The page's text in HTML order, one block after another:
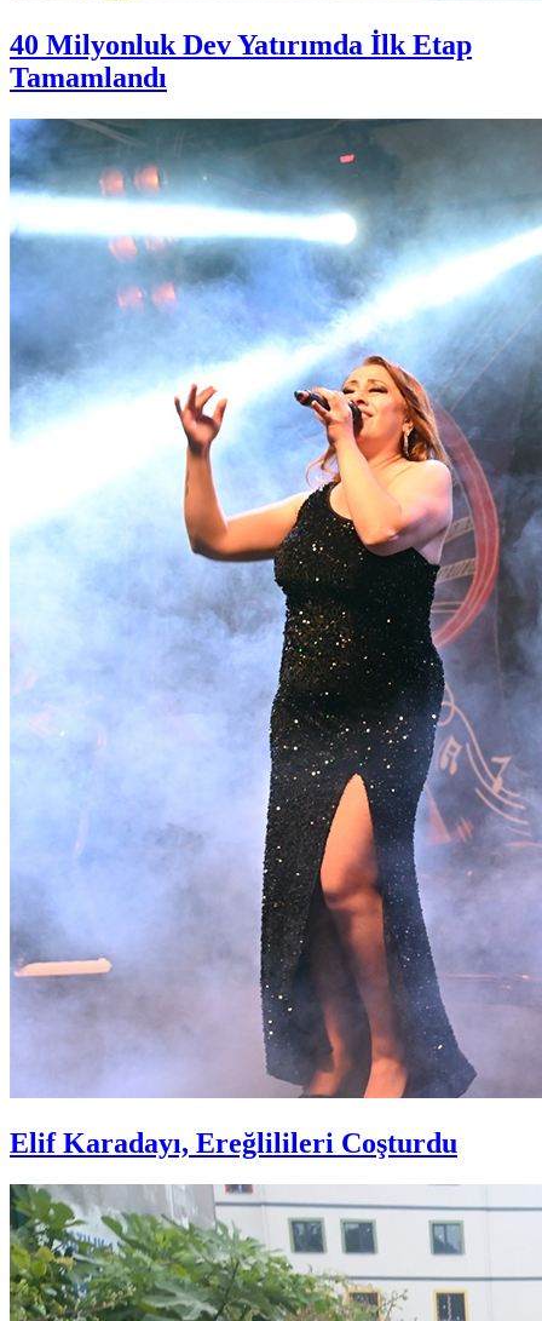
40 Milyonluk Dev Yatırımda İlk Etap
Tamamlandı
Elif Karadayı, Ereğlilileri Coşturdu